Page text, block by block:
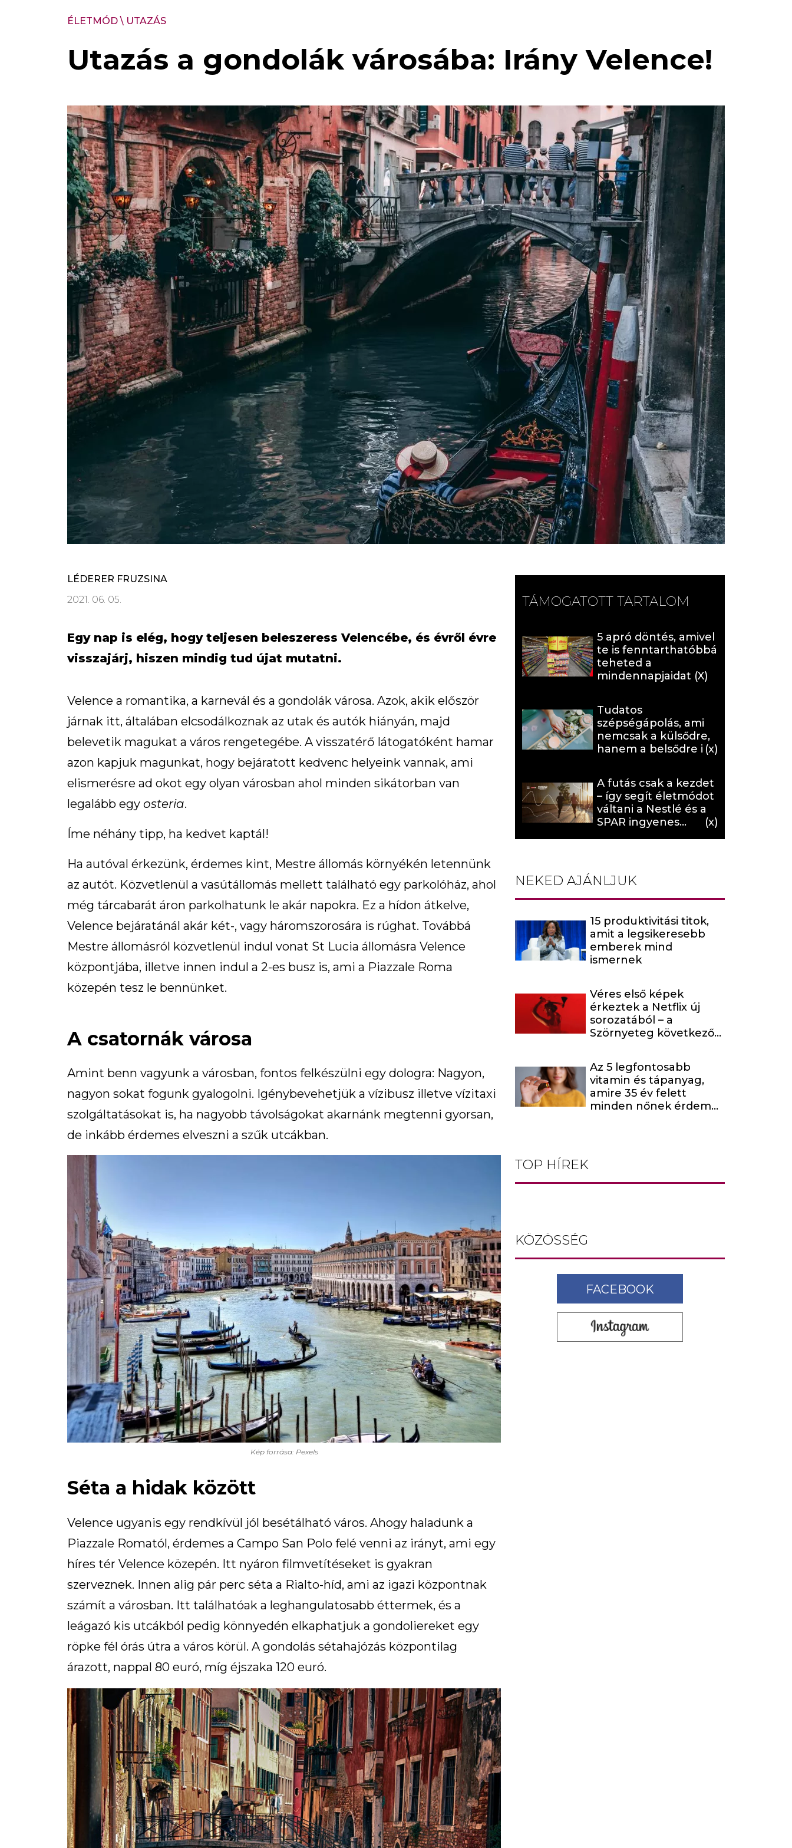
ÉLETMÓD\ UTAZÁS
Utazás a gondolák városába: Irány Velence!
LÉDERER FRUZSINA
2021. 06. 05.
Egy nap is elég, hogy teljesen beleszeress Velencébe, és évről évre
visszajárj, hiszen mindig tud újat mutatni.
Velence a romantika, a karnevál és a gondolák városa. Azok, akik először
járnak itt, általában elcsodálkoznak az utak és autók hiányán, majd
belevetik magukat a város rengetegébe. A visszatérő látogatóként hamar
azon kapjuk magunkat, hogy bejáratott kedvenc helyeink vannak, ami
elismerésre ad okot egy olyan városban ahol minden sikátorban van
legalább egy osteria.
Íme néhány tipp, ha kedvet kaptál!
Ha autóval érkezünk, érdemes kint, Mestre állomás környékén letennünk
az autót. Közvetlenül a vasútállomás mellett található egy parkolóház, ahol
még tárcabarát áron parkolhatunk le akár napokra. Ez a hídon átkelve,
Velence bejáratánál akár két-, vagy háromszorosára is rúghat. Továbbá
Mestre állomásról közvetlenül indul vonat St Lucia állomásra Velence
központjába, illetve innen indul a 2-es busz is, ami a Piazzale Roma
közepén tesz le bennünket.
A csatornák városa
Amint benn vagyunk a városban, fontos felkészülni egy dologra: Nagyon,
nagyon sokat fogunk gyalogolni. Igénybevehetjük a vízibusz illetve vízitaxi
szolgáltatásokat is, ha nagyobb távolságokat akarnánk megtenni gyorsan,
de inkább érdemes elveszni a szűk utcákban.
Kép forrása: Pexels
Séta a hidak között
Velence ugyanis egy rendkívül jól besétálható város. Ahogy haladunk a
Piazzale Romatól, érdemes a Campo San Polo felé venni az irányt, ami egy
híres tér Velence közepén. Itt nyáron filmvetítéseket is gyakran
szerveznek. Innen alig pár perc séta a Rialto-híd, ami az igazi központnak
számít a városban. Itt találhatóak a leghangulatosabb éttermek, és a
leágazó kis utcákból pedig könnyedén elkaphatjuk a gondoliereket egy
röpke fél órás útra a város körül. A gondolás sétahajózás központilag
árazott, nappal 80 euró, míg éjszaka 120 euró.
TÁMOGATOTT TARTALOM
5 apró döntés, amivel
te is fenntarthatóbbá
teheted a
mindennapjaidat (X)
Tudatos
szépségápolás, ami
nemcsak a külsődre,
hanem a belsődre is
A futás csak a kezdet
– így segít életmódot
váltani a Nestlé és a
SPAR ingyenes
NEKED AJÁNLJUK
15 produktivitási titok,
amit a legsikeresebb
emberek mind
ismernek
Véres első képek
érkeztek a Netflix új
sorozatából – a
Szörnyeteg következő
fel
Az 5 legfontosabb
vitamin és tápanyag,
amire 35 év felett
minden nőnek érdemes
TOP HÍREK
KÖZÖSSÉG
FACEBOOK